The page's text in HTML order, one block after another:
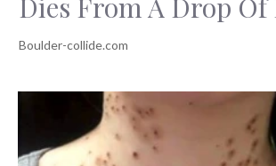
Dies From A Drop Of